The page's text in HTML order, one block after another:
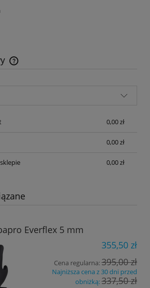
kosztów płatności
0,00 zł
0,00 zł
0,00 zł
Everflex 5 mm
355,50 zł
Cena regularna:395,00 zł
Najniższa cena z 30 dni przed
obniżką:337,50 zł